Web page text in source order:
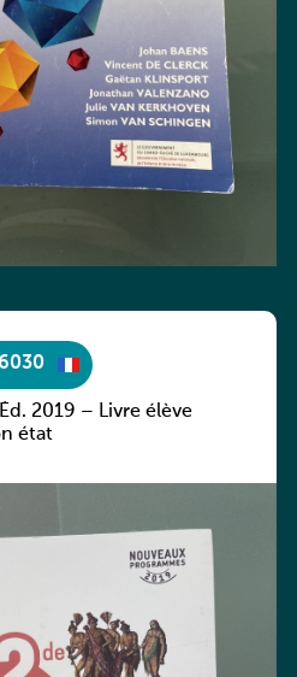
2019 – Livre élève
état